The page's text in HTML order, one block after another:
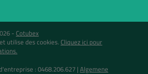
- Cotubex
utilise des cookies. Cliquez ici pour
: 0468.206.627 | Algemene